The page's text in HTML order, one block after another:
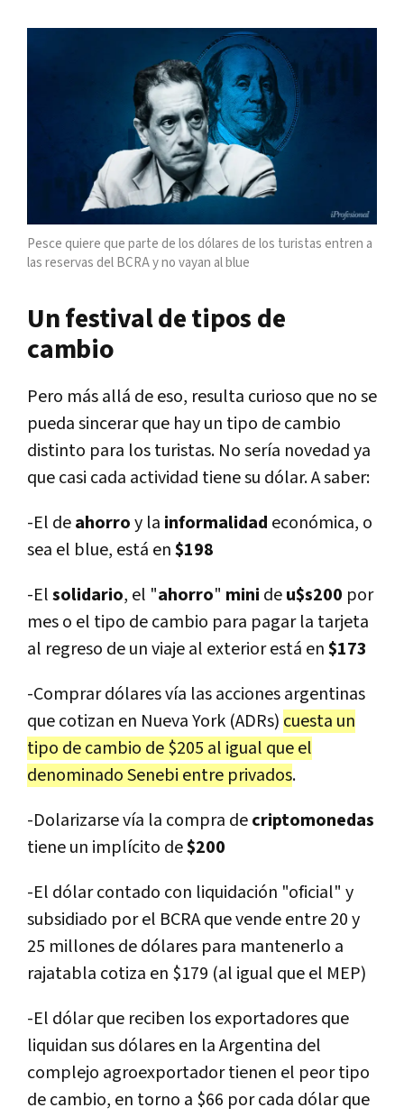
Pesce quiere que parte de los dólares de los turistas entren a
las reservas del BCRA y no vayan al blue
Un festival de tipos de
cambio
Pero más allá de eso, resulta curioso que no se
pueda sincerar que hay un tipo de cambio
distinto para los turistas. No sería novedad ya
que casi cada actividad tiene su dólar. A saber:
-El deahorroy la informalidad económica, o
sea el blue, está en$198
-Elsolidario, el "ahorro" mini deu$s200 por
mes o el tipo de cambio para pagar la tarjeta
al regreso de un viaje al exterior está en$173
-Comprar dólares vía las acciones argentinas
que cotizan en Nueva York (ADRs) cuesta un
tipo de cambio de $205 al igual que el
denominado Senebi entre privados.
-Dolarizarse vía la compra decriptomonedas
tiene un implícito de$200
-El dólar contado con liquidación "oficial" y
subsidiado por el BCRA que vende entre 20 y
25 millones de dólares para mantenerlo a
rajatabla cotiza en $179 (al igual que el MEP)
-El dólar que reciben los exportadores que
liquidan sus dólares en la Argentina del
complejo agroexportador tienen el peor tipo
de cambio, en torno a $66 por cada dólar que